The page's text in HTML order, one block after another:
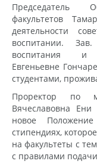
Председатель
факультетов
деятельности
воспитании.
воспитания
Евгеньевне
студентами,
Проректор по
Вячеславовна
новое
стипендиях,
на факультеты с
с правилами